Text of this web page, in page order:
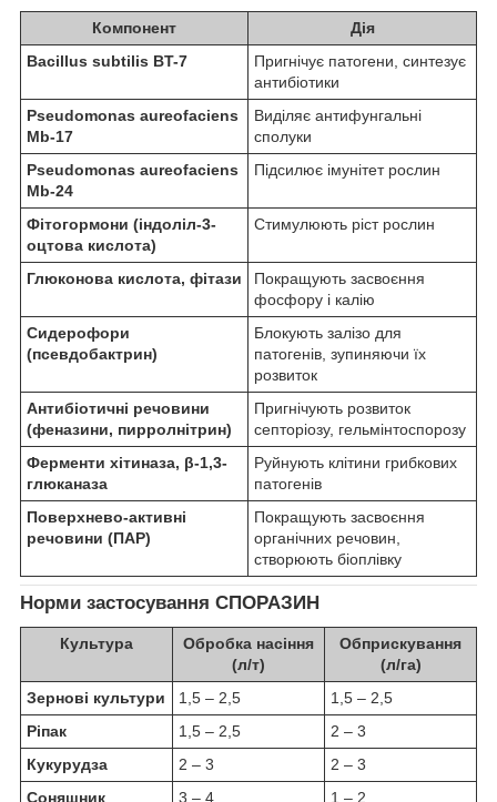
Компонент
Дія
Bacillus subtilis BT-7
Пригнічує патогени, синтезує
антибіотики
Pseudomonas aureofaciens
Mb-17
Виділяє антифунгальні
сполуки
Pseudomonas aureofaciens
Mb-24
Підсилює імунітет рослин
Фітогормони (індоліл-3-
оцтова кислота)
Стимулюють ріст рослин
Глюконова кислота, фітази
Покращують засвоєння
фосфору і калію
Сидерофори
(псевдобактрин)
Блокують залізо для
патогенів, зупиняючи їх
розвиток
Антибіотичні речовини
(феназини, пирролнітрин)
Пригнічують розвиток
септоріозу, гельмінтоспорозу
Ферменти хітиназа, β-1,3-
глюканаза
Руйнують клітини грибкових
патогенів
Поверхнево-активні
речовини (ПАР)
Покращують засвоєння
органічних речовин,
створюють біоплівку
Норми застосування СПОРАЗИН
Культура
Обробка насіння
(л/т)
Обприскування
(л/га)
Зернові культури
1,5 – 2,5
1,5 – 2,5
Ріпак
1,5 – 2,5
2 – 3
Кукурудза
2 – 3
2 – 3
Соняшник
3 – 4
1 – 2